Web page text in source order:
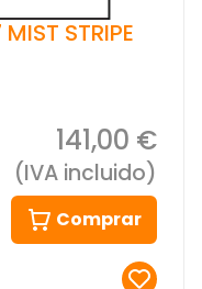
MIST STRIPE
141,00 €
(IVA incluido)
Comprar